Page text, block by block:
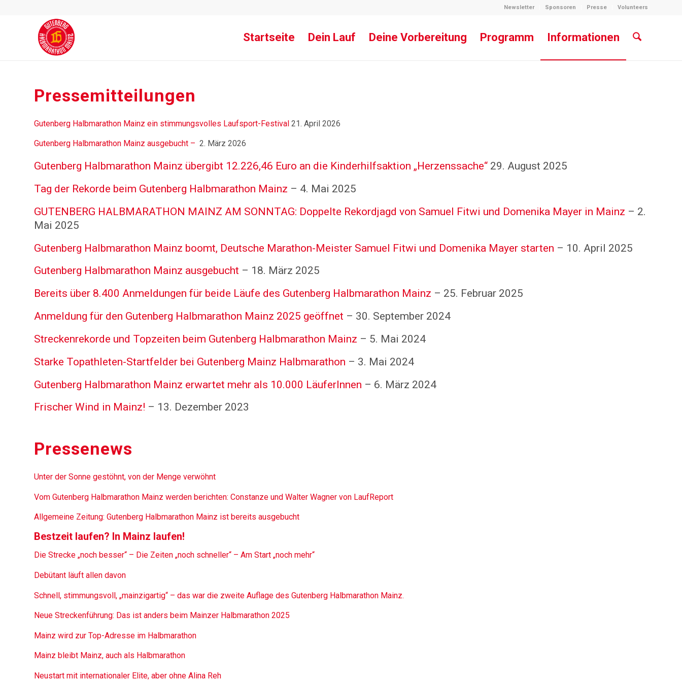
Newsletter Sponsoren Presse Volunteers
Startseite Dein Lauf Deine Vorbereitung Programm Informationen
Pressemitteilungen
Gutenberg Halbmarathon Mainz ein stimmungsvolles Laufsport-Festival 21. April 2026
Gutenberg Halbmarathon Mainz ausgebucht – 2. März 2026
Gutenberg Halbmarathon Mainz übergibt 12.226,46 Euro an die Kinderhilfsaktion „Herzenssache“ 29. August 2025
Tag der Rekorde beim Gutenberg Halbmarathon Mainz – 4. Mai 2025
GUTENBERG HALBMARATHON MAINZ AM SONNTAG: Doppelte Rekordjagd von Samuel Fitwi und Domenika Mayer in Mainz – 2.
Mai 2025
Gutenberg Halbmarathon Mainz boomt, Deutsche Marathon-Meister Samuel Fitwi und Domenika Mayer starten – 10. April 2025
Gutenberg Halbmarathon Mainz ausgebucht – 18. März 2025
Bereits über 8.400 Anmeldungen für beide Läufe des Gutenberg Halbmarathon Mainz – 25. Februar 2025
Anmeldung für den Gutenberg Halbmarathon Mainz 2025 geöffnet – 30. September 2024
Streckenrekorde und Topzeiten beim Gutenberg Halbmarathon Mainz – 5. Mai 2024
Starke Topathleten-Startfelder bei Gutenberg Mainz Halbmarathon – 3. Mai 2024
Gutenberg Halbmarathon Mainz erwartet mehr als 10.000 LäuferInnen – 6. März 2024
Frischer Wind in Mainz! – 13. Dezember 2023
Pressenews
Unter der Sonne gestöhnt, von der Menge verwöhnt
Vom Gutenberg Halbmarathon Mainz werden berichten: Constanze und Walter Wagner von LaufReport
Allgemeine Zeitung: Gutenberg Halbmarathon Mainz ist bereits ausgebucht
Bestzeit laufen? In Mainz laufen!
Die Strecke „noch besser“ – Die Zeiten „noch schneller“ – Am Start „noch mehr“
Debütant läuft allen davon
Schnell, stimmungsvoll, „mainzigartig“ – das war die zweite Auflage des Gutenberg Halbmarathon Mainz.
Neue Streckenführung: Das ist anders beim Mainzer Halbmarathon 2025
Mainz wird zur Top-Adresse im Halbmarathon
Mainz bleibt Mainz, auch als Halbmarathon
Neustart mit internationaler Elite, aber ohne Alina Reh